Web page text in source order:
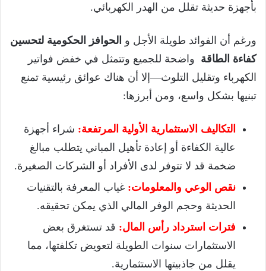
بأجهزة حديثة تقلل من الهدر الكهربائي.
ورغم أن الفوائد طويلة الأجل و الحوافز الحكومية لتحسين
كفاءة الطاقة واضحة للجميع وتتمثل في خفض فواتير
الكهرباء وتقليل التلوث—إلا أن هناك عوائق رئيسية تمنع
تبنيها بشكل واسع، ومن أبرزها:
التكاليف الاستثمارية الأولية المرتفعة: شراء أجهزة
عالية الكفاءة أو إعادة تأهيل المباني يتطلب مبالغ
ضخمة قد لا تتوفر لدى الأفراد أو الشركات الصغيرة.
نقص الوعي والمعلومات: غياب المعرفة بالتقنيات
الحديثة وحجم الوفر المالي الذي يمكن تحقيقه.
فترات استرداد رأس المال: قد تستغرق بعض
الاستثمارات سنوات الطويلة لتعويض تكلفتها، مما
يقلل من جاذبيتها الاستثمارية.